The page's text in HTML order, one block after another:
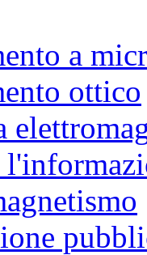
a
ottico